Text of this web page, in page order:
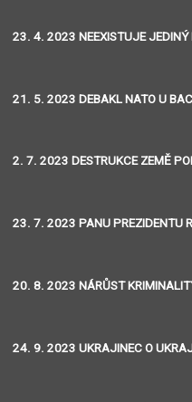
23. 4. 2023 NEEXISTUJE
21. 5. 2023 DEBAKL NATO U
2. 7. 2023 DESTRUKCE ZEMĚ
23. 7. 2023 PANU PREZIDENTU
20. 8. 2023 NÁRŮST
24. 9. 2023 UKRAJINEC O